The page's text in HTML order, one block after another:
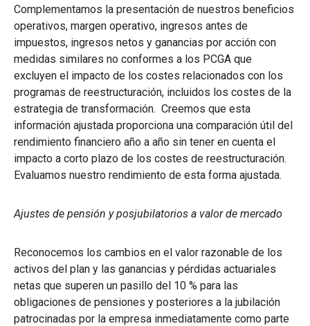
Complementamos la presentación de nuestros beneficios
operativos, margen operativo, ingresos antes de
impuestos, ingresos netos y ganancias por acción con
medidas similares no conformes a los PCGA que
excluyen el impacto de los costes relacionados con los
programas de reestructuración, incluidos los costes de la
estrategia de transformación. Creemos que esta
información ajustada proporciona una comparación útil del
rendimiento financiero año a año sin tener en cuenta el
impacto a corto plazo de los costes de reestructuración.
Evaluamos nuestro rendimiento de esta forma ajustada.
Ajustes de pensión y posjubilatorios a valor de mercado
Reconocemos los cambios en el valor razonable de los
activos del plan y las ganancias y pérdidas actuariales
netas que superen un pasillo del 10 % para las
obligaciones de pensiones y posteriores a la jubilación
patrocinadas por la empresa inmediatamente como parte